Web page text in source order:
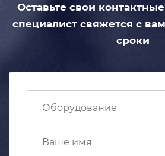
Оставьте свои
специалист свяжется с
сроки